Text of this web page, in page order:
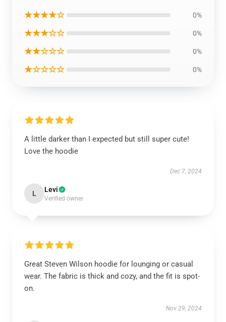
★★★★☆ 0%
★★★☆☆ 0%
★★☆☆☆ 0%
★☆☆☆☆ 0%
A little darker than I expected but still super cute!
Love the hoodie
Dec 7, 2024
L Levi
Verified owner
Great Steven Wilson hoodie for lounging or casual
wear. The fabric is thick and cozy, and the fit is spot-
on.
Nov 29, 2024